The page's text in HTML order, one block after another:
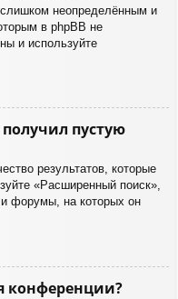
неопределённым и
в phpBB не
и используйте
получил пустую
результатов, которые
«Расширенный поиск»,
и форумы, на которых он
конференции?